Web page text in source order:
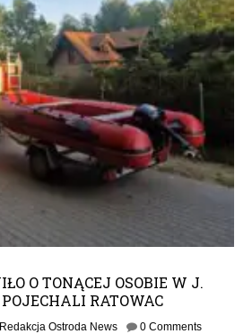
O TONĄCEJ OSOBIE W J.
RATOWAC
Redakcja Ostroda News 0 Comments